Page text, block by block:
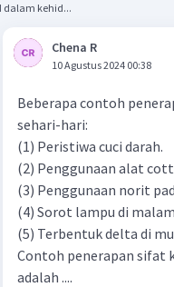
dalam kehid...
Chena R
10 Agustus 2024 00:38
Beberapa contoh
sehari-hari:
(1) Peristiwa cuci darah.
(2) Penggunaan alat
(3) Penggunaan norit
(4) Sorot lampu di
(5) Terbentuk delta di
Contoh penerapan sifat
adalah ....